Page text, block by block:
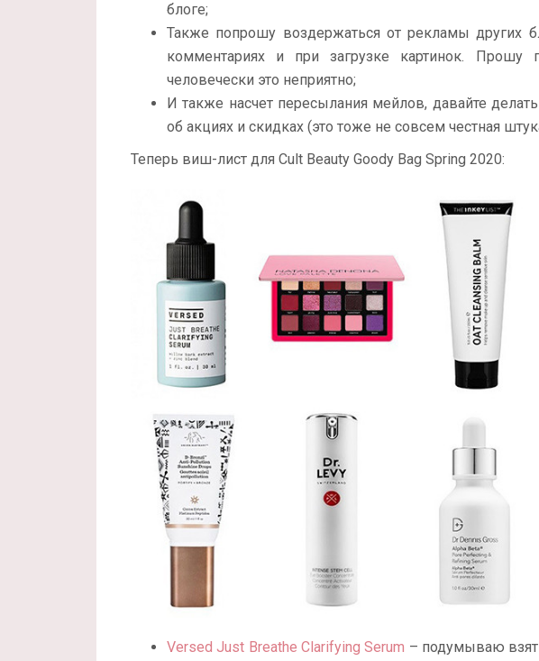
блоге;
Также попрошу воздержаться от рекламы других
комментариях и при загрузке картинок. Прошу
человечески это неприятно;
И также насчет пересылания мейлов, давайте
об акциях и скидках (это тоже не совсем честная
Теперь виш-лист для Cult Beauty Goody Bag Spring 2020:
Versed Just Breathe Clarifying Serum – подумываю